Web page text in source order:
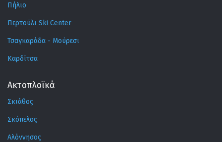
Πήλιο
Περτούλι Ski Center
Τσαγκαράδα - Μούρεσι
Καρδίτσα
Ακτοπλοϊκά
Σκιάθος
Σκόπελος
Αλόννησος